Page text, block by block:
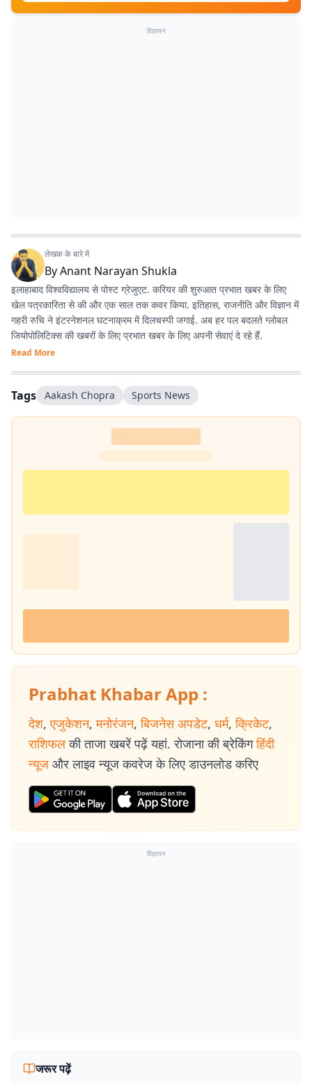
विज्ञापन
लेखक के बारे में
ByAnant Narayan Shukla
इलाहाबाद विश्वविद्यालय से पोस्ट ग्रेजुएट. करियर की शुरुआत प्रभात खबर के लिए
खेल पत्रकारिता से की और एक साल तक कवर किया. इतिहास, राजनीति और विज्ञान में
गहरी रुचि ने इंटरनेशनल घटनाक्रम में दिलचस्पी जगाई. अब हर पल बदलते ग्लोबल
जियोपोलिटिक्स की खबरों के लिए प्रभात खबर के लिए अपनी सेवाएं दे रहे हैं.
Read More
Tags Aakash Chopra Sports News
Prabhat Khabar App :
देश, एजुकेशन, मनोरंजन, बिजनेस अपडेट, धर्म, क्रिकेट,
राशिफल की ताजा खबरें पढ़ें यहां. रोजाना की ब्रेकिंग हिंदी
न्यूज और लाइव न्यूज कवरेज के लिए डाउनलोड करिए
विज्ञापन
जरूर पढ़ें